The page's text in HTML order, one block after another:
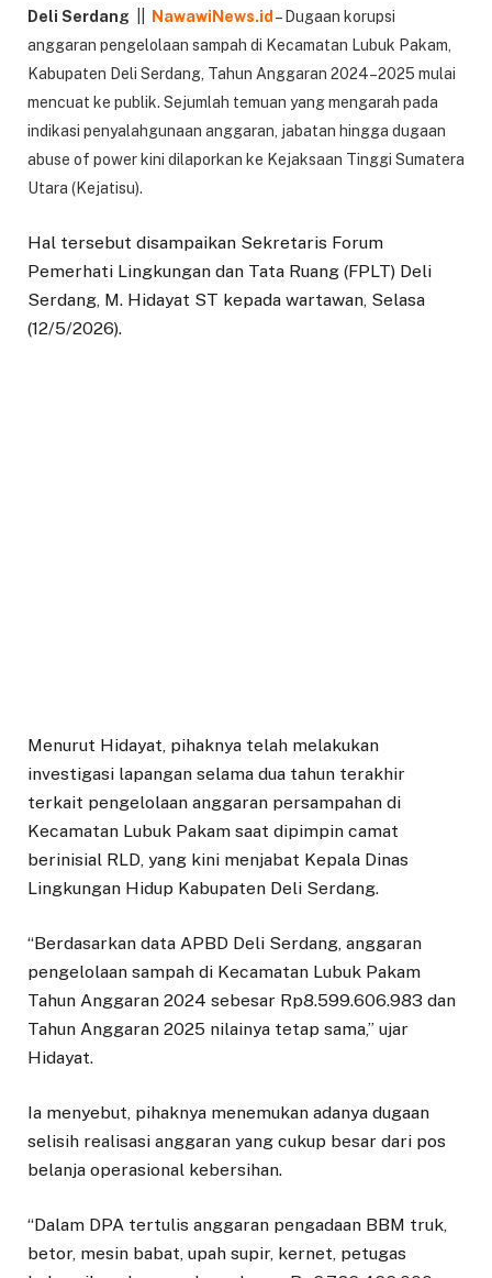
Deli Serdang NawawiNews.id – Dugaan korupsi
anggaran pengelolaan sampah di Kecamatan Lubuk Pakam,
Kabupaten Deli Serdang, Tahun Anggaran 2024–2025 mulai
mencuat ke publik. Sejumlah temuan yang mengarah pada
indikasi penyalahgunaan anggaran, jabatan hingga dugaan
abuse of power kini dilaporkan ke Kejaksaan Tinggi Sumatera
Utara (Kejatisu).
Hal tersebut disampaikan Sekretaris Forum
Pemerhati Lingkungan dan Tata Ruang (FPLT) Deli
Serdang, M. Hidayat ST kepada wartawan, Selasa
(12/5/2026).
Menurut Hidayat, pihaknya telah melakukan
investigasi lapangan selama dua tahun terakhir
terkait pengelolaan anggaran persampahan di
Kecamatan Lubuk Pakam saat dipimpin camat
berinisial RLD, yang kini menjabat Kepala Dinas
Lingkungan Hidup Kabupaten Deli Serdang.
“Berdasarkan data APBD Deli Serdang, anggaran
pengelolaan sampah di Kecamatan Lubuk Pakam
Tahun Anggaran 2024 sebesar Rp8.599.606.983 dan
Tahun Anggaran 2025 nilainya tetap sama,” ujar
Hidayat.
Ia menyebut, pihaknya menemukan adanya dugaan
selisih realisasi anggaran yang cukup besar dari pos
belanja operasional kebersihan.
“Dalam DPA tertulis anggaran pengadaan BBM truk,
betor, mesin babat, upah supir, kernet, petugas